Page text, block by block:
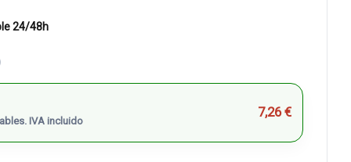
24/48h
IVA incluido
7,26 €